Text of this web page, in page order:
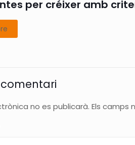
per créixer amb
no es publicarà. Els camps